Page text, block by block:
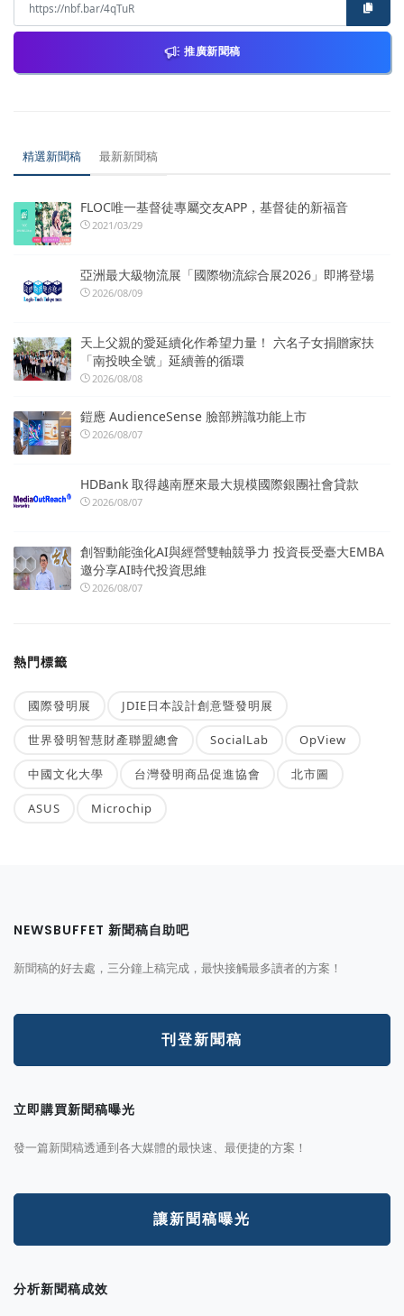
推廣新聞稿
精選新聞稿 最新新聞稿
FLOC唯一基督徒專屬交友APP，基督徒的新福音
2021/03/29
亞洲最大級物流展「國際物流綜合展2026」即將登場
2026/08/09
天上父親的愛延續化作希望力量！ 六名子女捐贈家扶
「南投映全號」延續善的循環
2026/08/08
鎧應 AudienceSense 臉部辨識功能上市
2026/08/07
HDBank 取得越南歷來最大規模國際銀團社會貸款
2026/08/07
創智動能強化AI與經營雙軸競爭力 投資長受臺大EMBA
邀分享AI時代投資思維
2026/08/07
熱門標籤
國際發明展 JDIE日本設計創意暨發明展
世界發明智慧財產聯盟總會 SocialLab OpView
中國文化大學 台灣發明商品促進協會 北市圖
ASUS Microchip
NEWSBUFFET 新聞稿自助吧
新聞稿的好去處，三分鐘上稿完成，最快接觸最多讀者的方案！
刊登新聞稿
立即購買新聞稿曝光
發一篇新聞稿透通到各大媒體的最快速、最便捷的方案！
讓新聞稿曝光
分析新聞稿成效